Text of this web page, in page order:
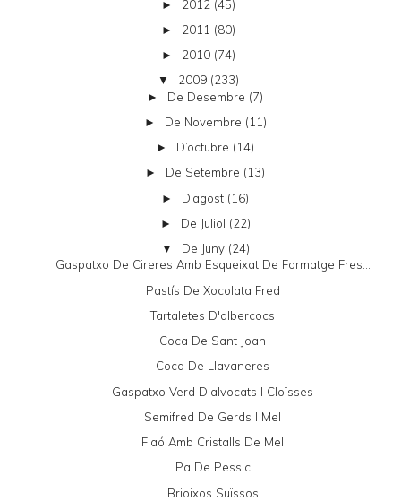
► 2012 (45)
► 2011 (80)
► 2010 (74)
▼ 2009 (233)
► De Desembre (7)
► De Novembre (11)
► D’octubre (14)
► De Setembre (13)
► D’agost (16)
► De Juliol (22)
▼ De Juny (24)
Gaspatxo De Cireres Amb Esqueixat De Formatge Fres...
Pastís De Xocolata Fred
Tartaletes D'albercocs
Coca De Sant Joan
Coca De Llavaneres
Gaspatxo Verd D'alvocats I Cloïsses
Semifred De Gerds I Mel
Flaó Amb Cristalls De Mel
Pa De Pessic
Brioixos Suïssos